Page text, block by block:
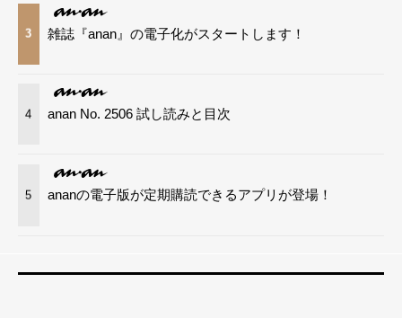
3 雑誌『anan』の電子化がスタートします！
4 anan No. 2506 試し読みと目次
5 ananの電子版が定期購読できるアプリが登場！